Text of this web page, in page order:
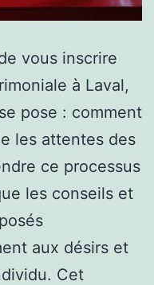
vous inscrire
à Laval,
pose : comment
les attentes des
ce processus
les conseils et
aux désirs et
Cet